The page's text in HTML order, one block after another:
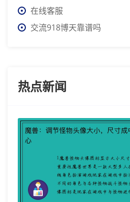
在线客服
交流918博天靠谱吗
热点新闻